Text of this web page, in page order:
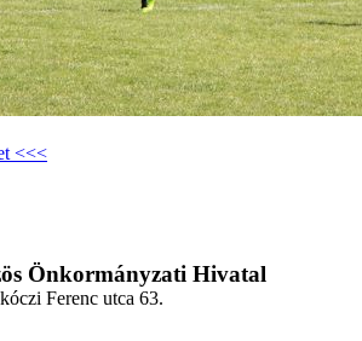
<<<
Önkormányzati Hivatal
Ferenc utca 63.